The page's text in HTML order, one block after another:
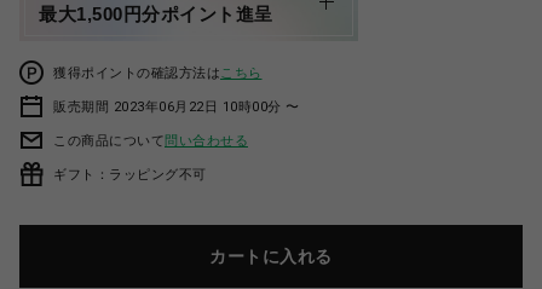
最大1,500円分ポイント進呈
獲得ポイントの確認方法は こちら
販売期間 2023年06月22日 10時00分 〜
この商品について問い合わせる
ギフト：ラッピング不可
カートに入れる